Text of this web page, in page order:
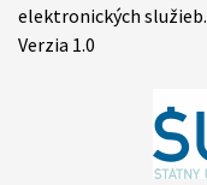
elektronických služieb.
Verzia 1.0